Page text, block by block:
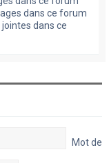
dans ce forum
dans ce
Mot de